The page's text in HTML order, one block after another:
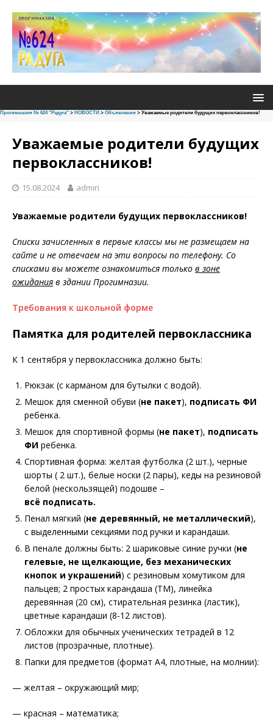
Прогимназия № 624 "Радуга" > НОВОСТИ > Объявления > Уважаемые родители будущих первоклассников!
Уважаемые родители будущих
первоклассников!
15.08.2024 admin
Уважаемые родители будущих первоклассников!
Списки зачисленных в первые классы мы не размещаем на
сайте и не отвечаем на эти вопросы по телефону. Со
списками вы можете ознакомиться только в зоне
ожидания в здании Прогимназии.
Требования к школьной форме
Памятка для родителей первоклассника
К 1 сентября у первоклассника должно быть:
Рюкзак (с карманом для бутылки с водой).
Мешок для сменной обуви (не пакет), подписать ФИ
ребенка.
Мешок для спортивной формы (не пакет), подписать
ФИ ребенка.
Спортивная форма: желтая футболка (2 шт.), черные
шорты ( 2 шт.), белые носки (2 пары), кеды на резиновой
белой (нескользящей) подошве –
всё подписать.
Пенал мягкий (не деревянный, не металлический),
с выделенными секциями под ручки и карандаши.
В пенале должны быть: 2 шариковые синие ручки (не
гелевые, не щелкающие, без механических
кнопок и украшений) с резиновым хомутиком для
пальцев; 2 простых карандаша (ТМ), линейка
деревянная (20 см), стирательная резинка (ластик),
цветные карандаши (8-12 листов).
Обложки для обычных ученических тетрадей в 12
листов (прозрачные, плотные).
Папки для предметов (формат А4, плотные, на молнии):
— желтая – окружающий мир;
— красная – математика;